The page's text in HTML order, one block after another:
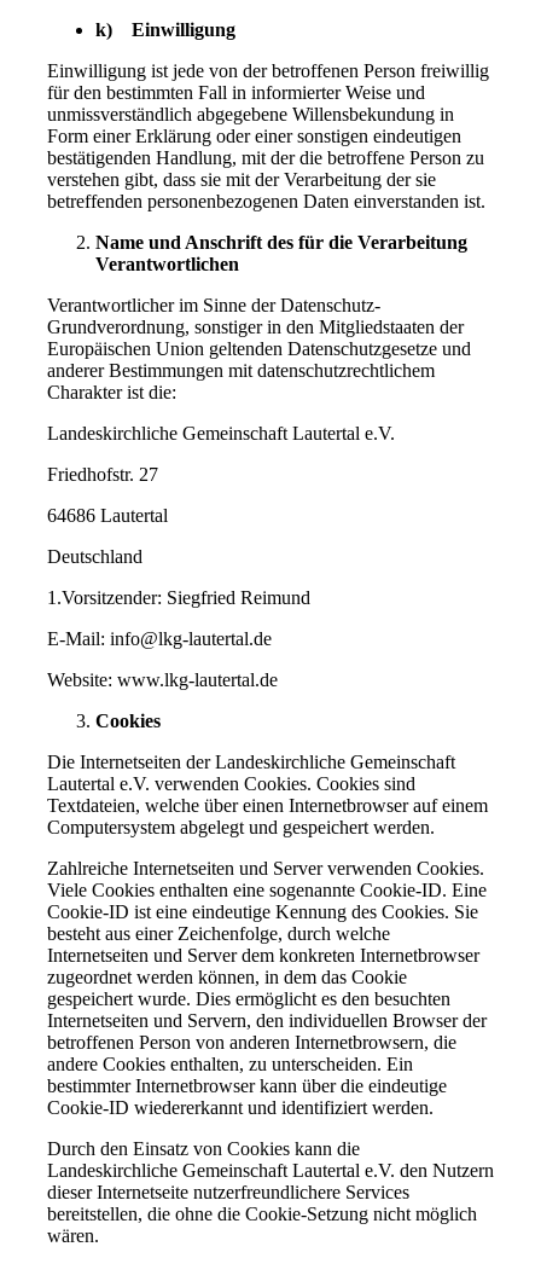
k) Einwilligung
Einwilligung ist jede von der betroffenen Person freiwillig
für den bestimmten Fall in informierter Weise und
unmissverständlich abgegebene Willensbekundung in
Form einer Erklärung oder einer sonstigen eindeutigen
bestätigenden Handlung, mit der die betroffene Person zu
verstehen gibt, dass sie mit der Verarbeitung der sie
betreffenden personenbezogenen Daten einverstanden ist.
Name und Anschrift des für die Verarbeitung
Verantwortlichen
Verantwortlicher im Sinne der Datenschutz-
Grundverordnung, sonstiger in den Mitgliedstaaten der
Europäischen Union geltenden Datenschutzgesetze und
anderer Bestimmungen mit datenschutzrechtlichem
Charakter ist die:
Landeskirchliche Gemeinschaft Lautertal e.V.
Friedhofstr. 27
64686 Lautertal
Deutschland
1.Vorsitzender: Siegfried Reimund
E-Mail: info@lkg-lautertal.de
Website: www.lkg-lautertal.de
Cookies
Die Internetseiten der Landeskirchliche Gemeinschaft
Lautertal e.V. verwenden Cookies. Cookies sind
Textdateien, welche über einen Internetbrowser auf einem
Computersystem abgelegt und gespeichert werden.
Zahlreiche Internetseiten und Server verwenden Cookies.
Viele Cookies enthalten eine sogenannte Cookie-ID. Eine
Cookie-ID ist eine eindeutige Kennung des Cookies. Sie
besteht aus einer Zeichenfolge, durch welche
Internetseiten und Server dem konkreten Internetbrowser
zugeordnet werden können, in dem das Cookie
gespeichert wurde. Dies ermöglicht es den besuchten
Internetseiten und Servern, den individuellen Browser der
betroffenen Person von anderen Internetbrowsern, die
andere Cookies enthalten, zu unterscheiden. Ein
bestimmter Internetbrowser kann über die eindeutige
Cookie-ID wiedererkannt und identifiziert werden.
Durch den Einsatz von Cookies kann die
Landeskirchliche Gemeinschaft Lautertal e.V. den Nutzern
dieser Internetseite nutzerfreundlichere Services
bereitstellen, die ohne die Cookie-Setzung nicht möglich
wären.